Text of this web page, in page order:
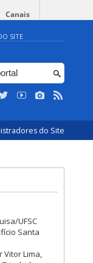
Canais
SITE
do Site
UFSC
Santa
Vitor Lima,